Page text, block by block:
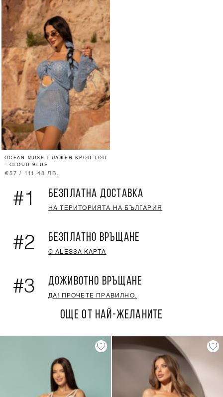
OCEAN MUSE ПЛАЖЕН КРОП-ТОП
- CLOUD BLUE
€57 / 111.48 ЛВ.
#1 БЕЗПЛАТНА ДОСТАВКА
НА ТЕРИТОРИЯТА НА БЪЛГАРИЯ
#2 БЕЗПЛАТНО ВРЪЩАНЕ
С ALESSA КАРТА
#3 ДОЖИВОТНО ВРЪЩАНЕ
ДА! ПРОЧЕТЕ ПРАВИЛНО.
ОЩЕ ОТ НАЙ-ЖЕЛАНИТЕ